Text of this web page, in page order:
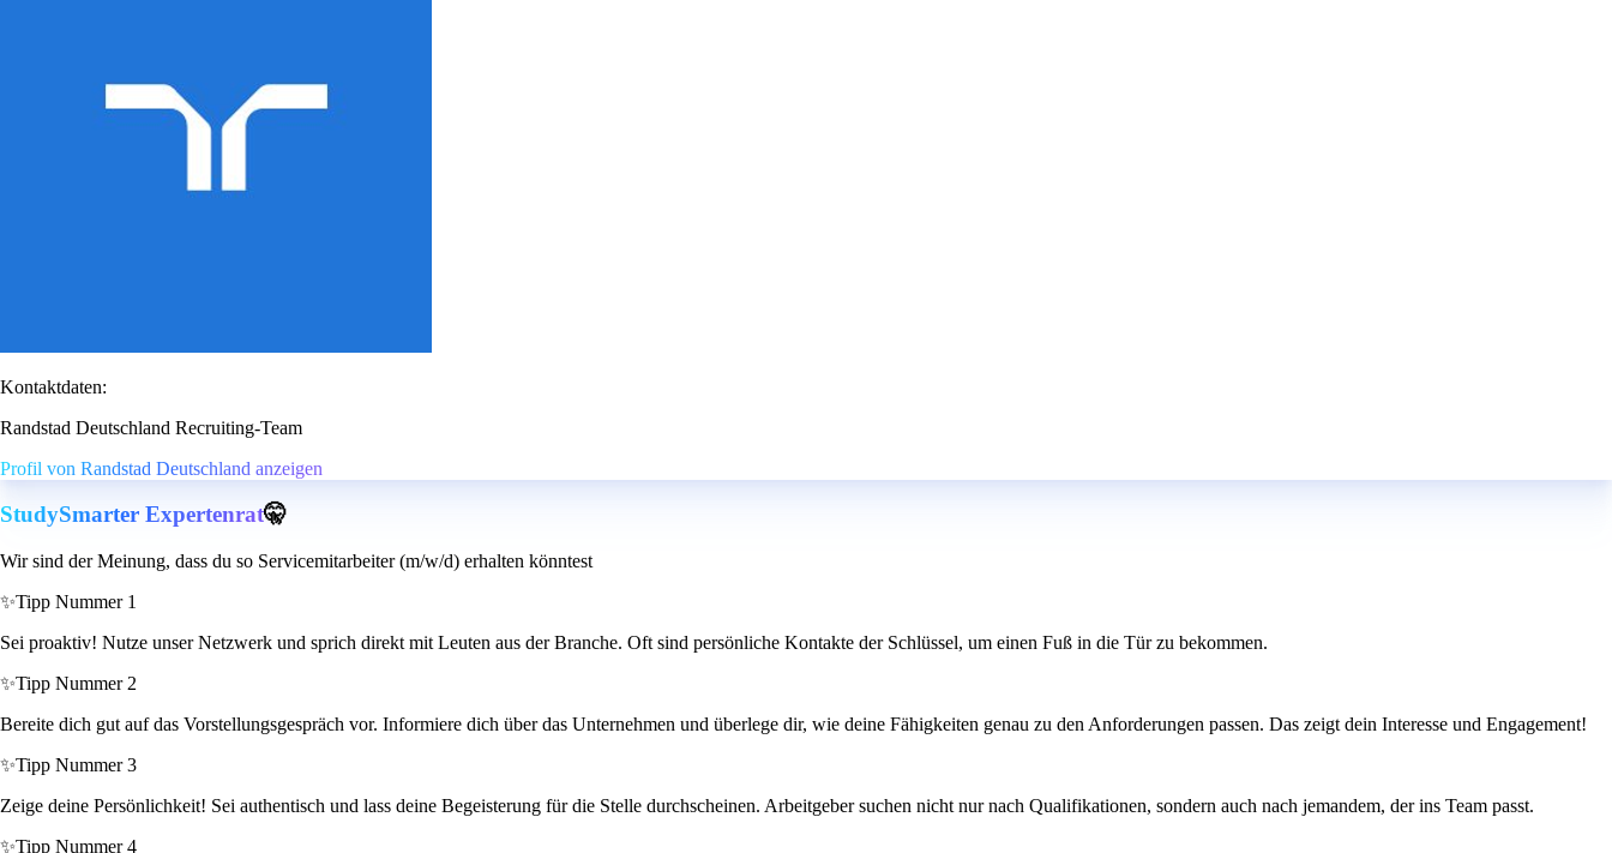
Kontaktdaten:
Randstad Deutschland Recruiting-Team
Profil von Randstad Deutschland anzeigen
StudySmarter Expertenrat🤫
Wir sind der Meinung, dass du so Servicemitarbeiter (m/w/d) erhalten könntest
✨Tipp Nummer 1
Sei proaktiv! Nutze unser Netzwerk und sprich direkt mit Leuten aus der Branche. Oft sind persönliche Kontakte der Schlüssel, um einen Fuß in die Tür zu bekommen.
✨Tipp Nummer 2
Bereite dich gut auf das Vorstellungsgespräch vor. Informiere dich über das Unternehmen und überlege dir, wie deine Fähigkeiten genau zu den Anforderungen passen. Das zeigt dein Interesse und Engagement!
✨Tipp Nummer 3
Zeige deine Persönlichkeit! Sei authentisch und lass deine Begeisterung für die Stelle durchscheinen. Arbeitgeber suchen nicht nur nach Qualifikationen, sondern auch nach jemandem, der ins Team passt.
✨Tipp Nummer 4